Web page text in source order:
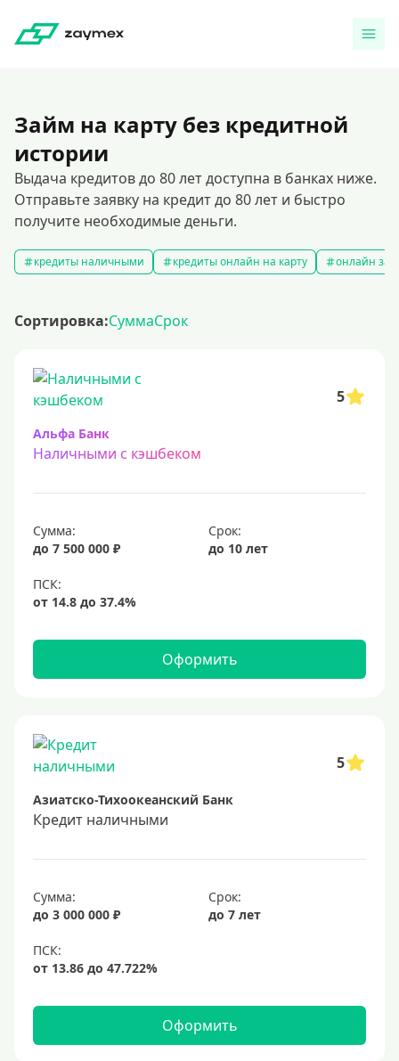
Займ на карту без кредитной
истории
Выдача кредитов до 80 лет доступна в банках ниже.
Отправьте заявку на кредит до 80 лет и быстро
получите необходимые деньги.
кредиты наличными кредиты онлайн на карту онлайн
Сортировка:СуммаСрок
5
Альфа Банк
Наличными с кэшбеком
Сумма:
до 7 500 000 ₽
Срок:
до 10 лет
Оформить
5
Азиатско-Тихоокеанский Банк
Кредит наличными
Сумма:
до 3 000 000 ₽
Срок:
до 7 лет
Оформить